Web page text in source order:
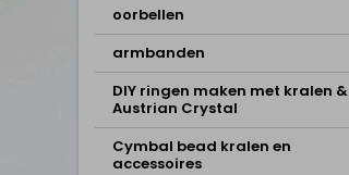
oorbellen
armbanden
DIY ringen maken met kralen &
Austrian Crystal
Cymbal bead kralen en
accessoires